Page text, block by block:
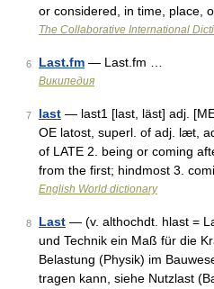
or considered, in time, place,
The Collaborative International
6 Last.fm — Last.fm …
Википедия
7 last — last1 [last, läst] adj.
OE latost, superl. of adj. læt,
of LATE 2. being or coming
from the first; hindmost 3.
English World dictionary
8 Last — (v. althochdt. hlast =
und Technik ein Maß für die
Belastung (Physik) im
tragen kann, siehe Nutzlast